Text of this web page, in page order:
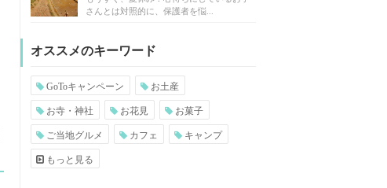
さんとは対照的に、保護者を悩...
オススメのキーワード
GoToキャンペーン お土産
お寺・神社 お花見 お菓子
ご当地グルメ カフェ キャンプ
もっと見る